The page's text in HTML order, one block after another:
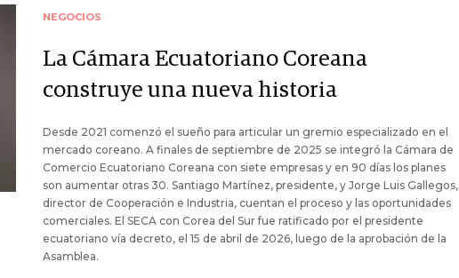
NEGOCIOS
La Cámara Ecuatoriano Coreana
construye una nueva historia
Desde 2021 comenzó el sueño para articular un gremio especializado en el
mercado coreano. A finales de septiembre de 2025 se integró la Cámara de
Comercio Ecuatoriano Coreana con siete empresas y en 90 días los planes
son aumentar otras 30. Santiago Martínez, presidente, y Jorge Luis Gallegos,
director de Cooperación e Industria, cuentan el proceso y las oportunidades
comerciales. El SECA con Corea del Sur fue ratificado por el presidente
ecuatoriano vía decreto, el 15 de abril de 2026, luego de la aprobación de la
Asamblea.